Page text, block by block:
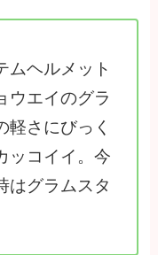
ムヘルメット
ウエイのグラ
軽さにびっく
ッコイイ。今
はグラムスタ